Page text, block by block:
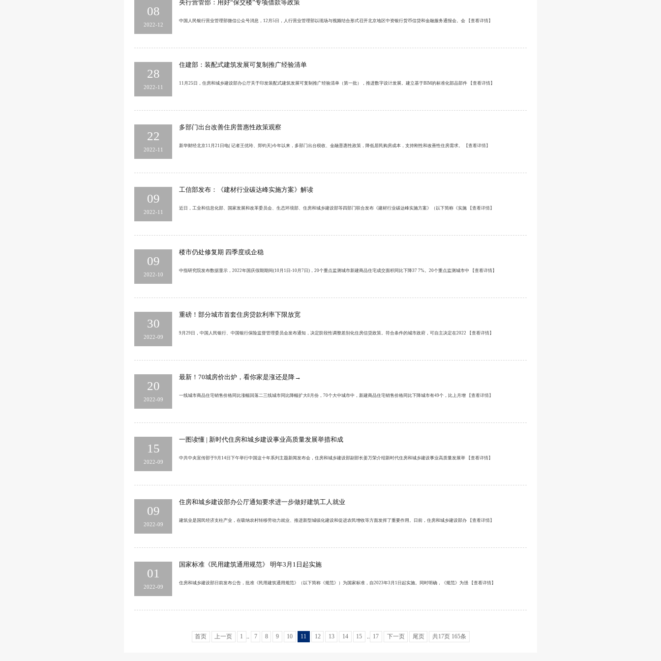
08
2022-12
央行营管部：用好“保交楼”专项借款等政策
中国人民银行营业管理部微信公众号消息，12月5日，人行营业管理部以现场与视频结合形式召开北京地区中资银行货币信贷和金融服务通报会。会 【查看详情】
28
2022-11
住建部：装配式建筑发展可复制推广经验清单
11月25日，住房和城乡建设部办公厅关于印发装配式建筑发展可复制推广经验清单（第一批），推进数字设计发展。建立基于BIM的标准化部品部件 【查看详情】
22
2022-11
多部门出台改善住房普惠性政策观察
新华财经北京11月21日电( 记者王优玲、郑钧天)今年以来，多部门出台税收、金融普惠性政策，降低居民购房成本，支持刚性和改善性住房需求。 【查看详情】
09
2022-11
工信部发布：《建材行业碳达峰实施方案》解读
近日，工业和信息化部、国家发展和改革委员会、生态环境部、住房和城乡建设部等四部门联合发布《建材行业碳达峰实施方案》（以下简称《实施 【查看详情】
09
2022-10
楼市仍处修复期 四季度或企稳
中指研究院发布数据显示，2022年国庆假期期间(10月1日-10月7日)，20个重点监测城市新建商品住宅成交面积同比下降37 7%。20个重点监测城市中 【查看详情】
30
2022-09
重磅！部分城市首套住房贷款利率下限放宽
9月29日，中国人民银行、中国银行保险监督管理委员会发布通知，决定阶段性调整差别化住房信贷政策。符合条件的城市政府，可自主决定在2022 【查看详情】
20
2022-09
最新！70城房价出炉，看你家是涨还是降→
一线城市商品住宅销售价格同比涨幅回落二三线城市同比降幅扩大8月份，70个大中城市中，新建商品住宅销售价格同比下降城市有49个，比上月增 【查看详情】
15
2022-09
一图读懂 | 新时代住房和城乡建设事业高质量发展举措和成
中共中央宣传部于9月14日下午举行中国这十年系列主题新闻发布会，住房和城乡建设部副部长姜万荣介绍新时代住房和城乡建设事业高质量发展举 【查看详情】
09
2022-09
住房和城乡建设部办公厅通知要求进一步做好建筑工人就业
建筑业是国民经济支柱产业，在吸纳农村转移劳动力就业、推进新型城镇化建设和促进农民增收等方面发挥了重要作用。日前，住房和城乡建设部办 【查看详情】
01
2022-09
国家标准《民用建筑通用规范》 明年3月1日起实施
住房和城乡建设部日前发布公告，批准《民用建筑通用规范》（以下简称《规范》）为国家标准，自2023年3月1日起实施。同时明确，《规范》为强 【查看详情】
首页 上一页 1 .. 7 8 9 10 11 12 13 14 15 .. 17 下一页 尾页 共17页 165条